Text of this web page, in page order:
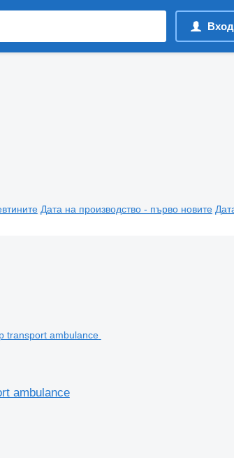
Дата на производство - първо новите
ambulance